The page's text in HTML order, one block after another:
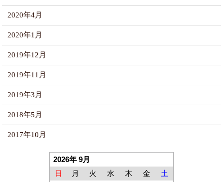
2020年4月
2020年1月
2019年12月
2019年11月
2019年3月
2018年5月
2017年10月
2026年 9月
日
月 火 水 木 金
土